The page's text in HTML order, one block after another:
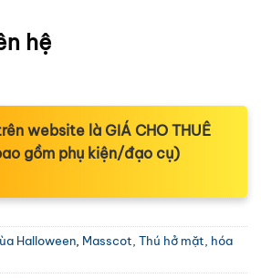
hệ
website là GIÁ CHO THUÊ
gồm phụ kiện/đạo cụ)
Halloween Masscot, Thú hở mặt, hóa